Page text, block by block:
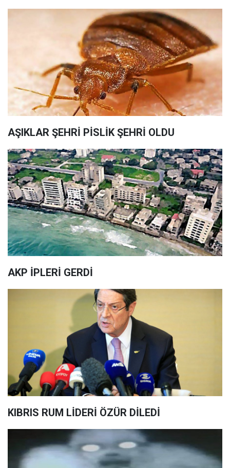
AŞIKLAR ŞEHRİ PİSLİK ŞEHRİ OLDU
AKP İPLERİ GERDİ
KIBRIS RUM LİDERİ ÖZÜR DİLEDİ